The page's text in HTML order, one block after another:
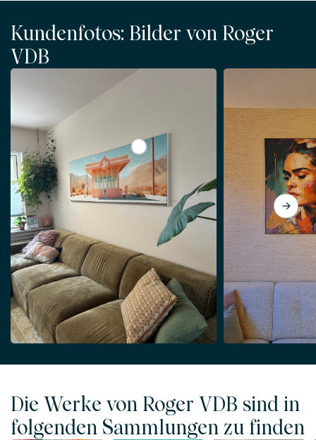
Kundenfotos: Bilder von Roger
VDB
View Verlassene Eisdiele in
Die Werke von Roger VDB sind in
folgenden Sammlungen zu finden